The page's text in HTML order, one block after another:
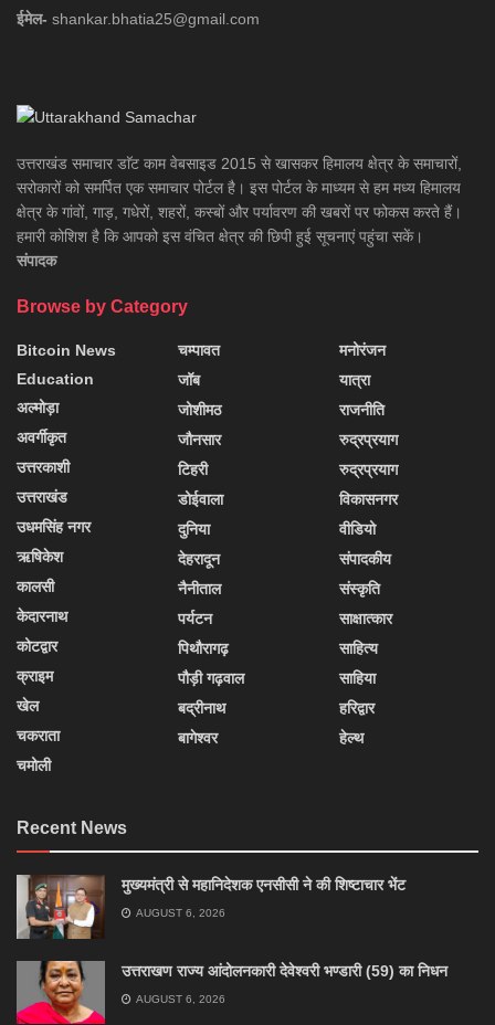
ईमेल- shankar.bhatia25@gmail.com
उत्तराखंड समाचार डाॅट काम वेबसाइड 2015 से खासकर हिमालय क्षेत्र के समाचारों,
सरोकारों को समर्पित एक समाचार पोर्टल है। इस पोर्टल के माध्यम से हम मध्य हिमालय
क्षेत्र के गांवों, गाड़, गधेरों, शहरों, कस्बों और पर्यावरण की खबरों पर फोकस करते हैं।
हमारी कोशिश है कि आपको इस वंचित क्षेत्र की छिपी हुई सूचनाएं पहुंचा सकें।
संपादक
Browse by Category
Bitcoin News
Education
अल्मोड़ा
अवर्गीकृत
उत्तरकाशी
उत्तराखंड
उधमसिंह नगर
ऋषिकेश
कालसी
केदारनाथ
कोटद्वार
क्राइम
खेल
चकराता
चमोली
चम्पावत
जॉब
जोशीमठ
जौनसार
टिहरी
डोईवाला
दुनिया
देहरादून
नैनीताल
पर्यटन
पिथौरागढ़
पौड़ी गढ़वाल
बद्रीनाथ
बागेश्वर
मनोरंजन
यात्रा
राजनीति
रुद्रप्रयाग
रुद्रप्रयाग
विकासनगर
वीडियो
संपादकीय
संस्कृति
साक्षात्कार
साहित्य
साहिया
हरिद्वार
हेल्थ
Recent News
मुख्यमंत्री से महानिदेशक एनसीसी ने की शिष्टाचार भेंट
AUGUST 6, 2026
उत्तराखण राज्य आंदोलनकारी देवेश्वरी भण्डारी (59) का निधन
AUGUST 6, 2026